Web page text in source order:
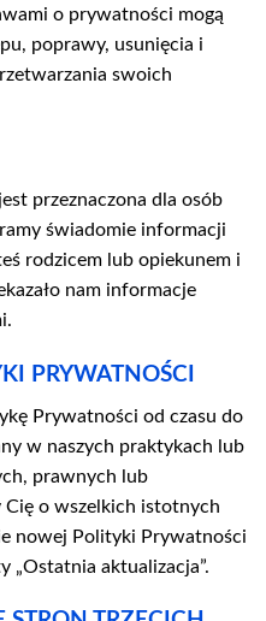
o prywatności mogą
poprawy, usunięcia i
swoich
przeznaczona dla osób
świadomie informacji
rodzicem lub opiekunem i
nam informacje
PRYWATNOŚCI
Prywatności od czasu do
w naszych praktykach lub
prawnych lub
o wszelkich istotnych
nowej Polityki Prywatności
„Ostatnia aktualizacja”.